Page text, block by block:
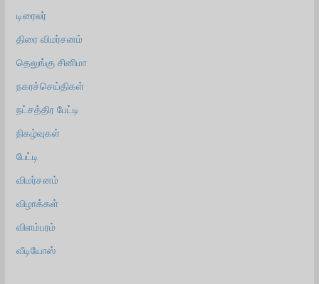
டிரைலர்
திரை விமர்சனம்
தெலுங்கு சினிமா
நகரச்செய்திகள்
நட்சத்திர பேட்டி
நிகழ்வுகள்
பேட்டி
விமர்சனம்
விழாக்கள்
விளம்பரம்
வீடியோஸ்